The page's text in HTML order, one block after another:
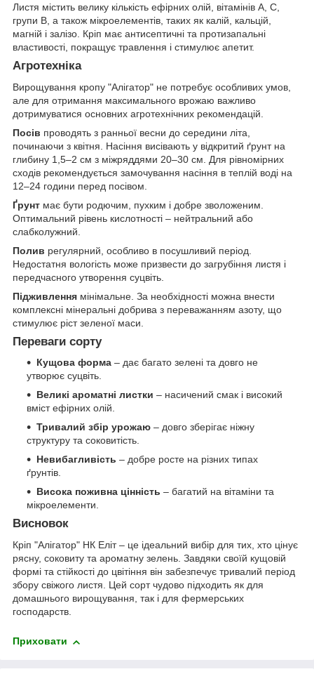
Листя містить велику кількість ефірних олій, вітамінів A, C,
групи B, а також мікроелементів, таких як калій, кальцій,
магній і залізо. Кріп має антисептичні та протизапальні
властивості, покращує травлення і стимулює апетит.
Агротехніка
Вирощування кропу "Алігатор" не потребує особливих умов,
але для отримання максимального врожаю важливо
дотримуватися основних агротехнічних рекомендацій.
Посів проводять з ранньої весни до середини літа,
починаючи з квітня. Насіння висівають у відкритий ґрунт на
глибину 1,5–2 см з міжряддями 20–30 см. Для рівномірних
сходів рекомендується замочування насіння в теплій воді на
12–24 години перед посівом.
Ґрунт має бути родючим, пухким і добре зволоженим.
Оптимальний рівень кислотності – нейтральний або
слабколужний.
Полив регулярний, особливо в посушливий період.
Недостатня вологість може призвести до загрубіння листя і
передчасного утворення суцвіть.
Підживлення мінімальне. За необхідності можна внести
комплексні мінеральні добрива з переважанням азоту, що
стимулює ріст зеленої маси.
Переваги сорту
Кущова форма – дає багато зелені та довго не
утворює суцвіть.
Великі ароматні листки – насичений смак і високий
вміст ефірних олій.
Тривалий збір урожаю – довго зберігає ніжну
структуру та соковитість.
Невибагливість – добре росте на різних типах
ґрунтів.
Висока поживна цінність – багатий на вітаміни та
мікроелементи.
Висновок
Кріп "Алігатор" НК Еліт – це ідеальний вибір для тих, хто цінує
рясну, соковиту та ароматну зелень. Завдяки своїй кущовій
формі та стійкості до цвітіння він забезпечує тривалий період
збору свіжого листя. Цей сорт чудово підходить як для
домашнього вирощування, так і для фермерських
господарств.
Приховати